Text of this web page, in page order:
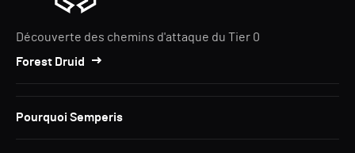
Découverte des chemins d'attaque du Tier 0
Forest Druid
Pourquoi Semperis